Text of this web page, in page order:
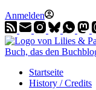
Anmelden
Startseite
History / Credits